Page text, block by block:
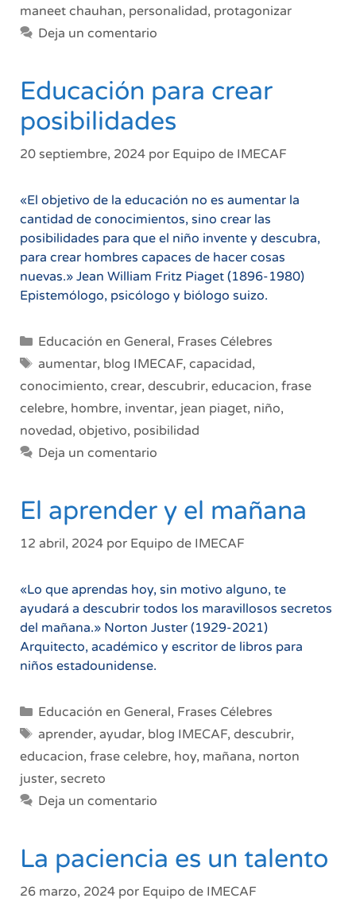
maneet chauhan, personalidad, protagonizar
Deja un comentario
Educación para crear
posibilidades
20 septiembre, 2024 por Equipo de IMECAF
«El objetivo de la educación no es aumentar la
cantidad de conocimientos, sino crear las
posibilidades para que el niño invente y descubra,
para crear hombres capaces de hacer cosas
nuevas.» Jean William Fritz Piaget (1896-1980)
Epistemólogo, psicólogo y biólogo suizo.
Categorías
Educación en General, Frases Célebres
Etiquetas
aumentar, blog IMECAF, capacidad,
conocimiento, crear, descubrir, educacion, frase
celebre, hombre, inventar, jean piaget, niño,
novedad, objetivo, posibilidad
Deja un comentario
El aprender y el mañana
12 abril, 2024 por Equipo de IMECAF
«Lo que aprendas hoy, sin motivo alguno, te
ayudará a descubrir todos los maravillosos secretos
del mañana.» Norton Juster (1929-2021)
Arquitecto, académico y escritor de libros para
niños estadounidense.
Categorías
Educación en General, Frases Célebres
Etiquetas
aprender, ayudar, blog IMECAF, descubrir,
educacion, frase celebre, hoy, mañana, norton
juster, secreto
Deja un comentario
La paciencia es un talento
26 marzo, 2024 por Equipo de IMECAF